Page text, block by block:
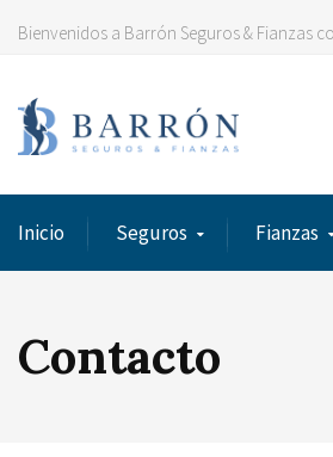
Bienvenidos a Barrón Seguros & Fianzas
Inicio Seguros Fianzas
Contacto